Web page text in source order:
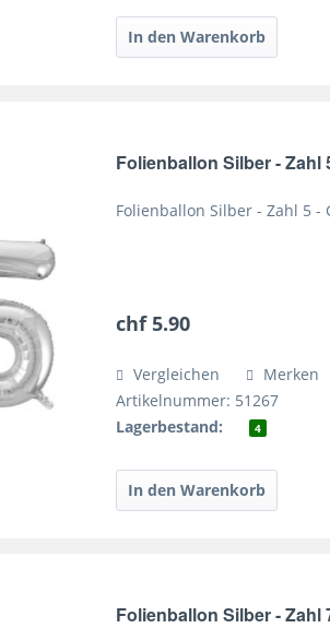
Folienballon Silber - Zahl
Folienballon Silber - Zahl 5 -
chf 5.90
Vergleichen
Merken
Artikelnummer: 51267
Lagerbestand:
4
Folienballon Silber - Zahl